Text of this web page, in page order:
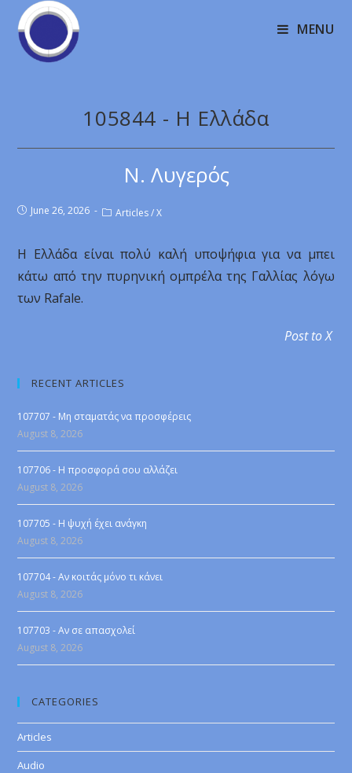
MENU
105844 - Η Ελλάδα
Ν. Λυγερός
June 26, 2026 Articles / X
Η Ελλάδα είναι πολύ καλή υποψήφια για να μπει
κάτω από την πυρηνική ομπρέλα της Γαλλίας λόγω
των Rafale.
Post to X
RECENT ARTICLES
107707 - Μη σταματάς να προσφέρεις
August 8, 2026
107706 - Η προσφορά σου αλλάζει
August 8, 2026
107705 - Η ψυχή έχει ανάγκη
August 8, 2026
107704 - Αν κοιτάς μόνο τι κάνει
August 8, 2026
107703 - Αν σε απασχολεί
August 8, 2026
CATEGORIES
Articles
Audio